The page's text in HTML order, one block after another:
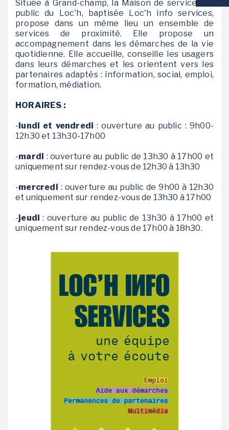
VIE SCOLAIRE
SOCIAL / SOLIDARITÉ
SANTÉ
Située à Grand-champ, la Maison de services au
public du Loc'h, baptisée Loc'h info services,
propose dans un même lieu un ensemble de
services de proximité. Elle propose un
accompagnement dans les démarches de la vie
quotidienne. Elle accueille, conseille les usagers
dans leurs démarches et les orientent vers les
partenaires adaptés : information, social, emploi,
formation, médiation.
HORAIRES :
-lundi et vendredi : ouverture au public : 9h00-
12h30 et 13h30-17h00
-mardi : ouverture au public de 13h30 à 17h00 et
uniquement sur rendez-vous de 12h30 à 13h30
-mercredi : ouverture au public de 9h00 à 12h30
et uniquement sur rendez-vous de 13h30 à 17h00
-jeudi : ouverture au public de 13h30 à 17h00 et
uniquement sur rendez-vous de 17h00 à 18h30.